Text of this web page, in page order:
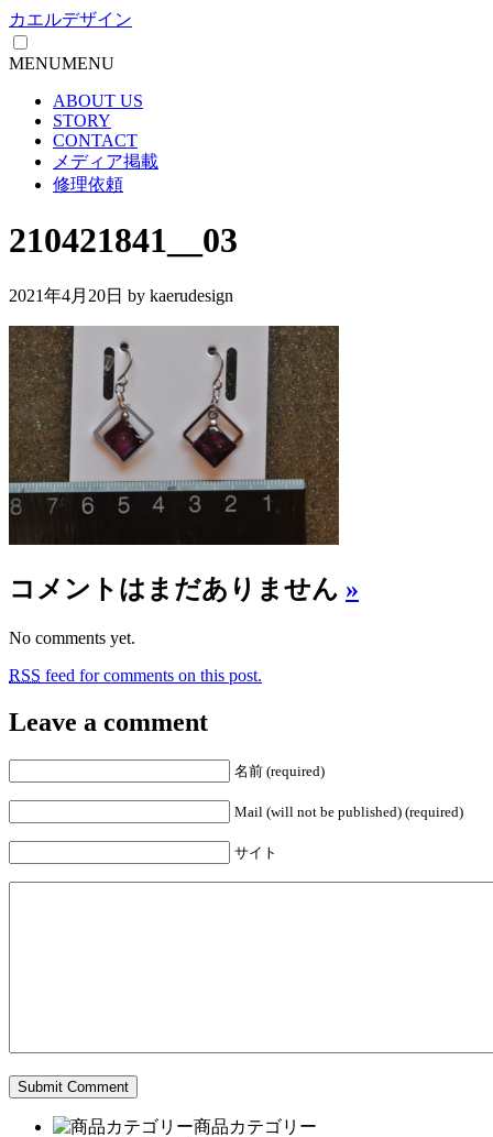
カエルデザイン
MENUMENU
ABOUT US
STORY
CONTACT
メディア掲載
修理依頼
210421841__03
2021年4月20日 by kaerudesign
コメントはまだありません »
No comments yet.
RSS feed for comments on this post.
Leave a comment
名前 (required)
Mail (will not be published) (required)
サイト
商品カテゴリー